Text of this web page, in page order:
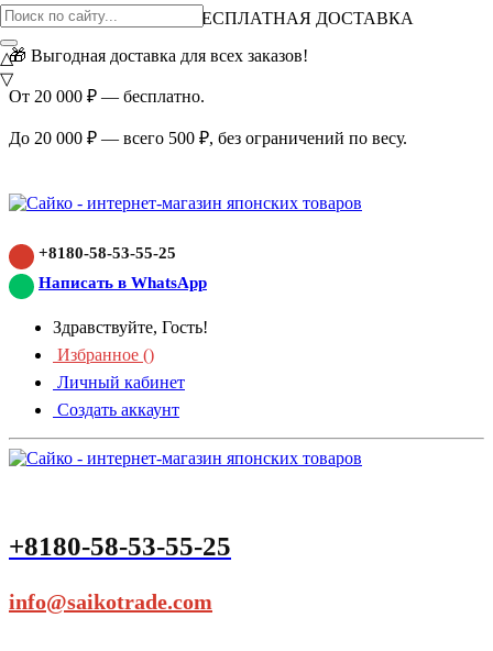
ВНИМАНИЕ АКЦИЯ!
БЕСПЛАТНАЯ ДОСТАВКА
🎁 Выгодная доставка для всех заказов!
От 20 000 ₽ — бесплатно.
До 20 000 ₽ — всего 500 ₽, без ограничений по весу.
+8180-58-53-55-25
Написать в WhatsApp
Здравствуйте, Гость!
Избранное ()
Личный кабинет
Создать аккаунт
+8180-58-53-55-25
info@saikotrade.com
△
▽